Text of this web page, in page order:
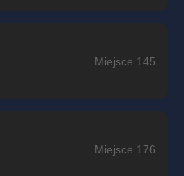
Miejsce 145
Miejsce 176